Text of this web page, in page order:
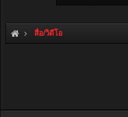
สื่อ/วิดีโอ